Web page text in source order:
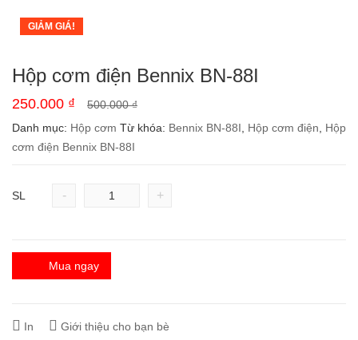
GIẢM GIÁ!
Hộp cơm điện Bennix BN-88I
500.000₫
250.000 ₫
Danh mục: Hộp cơm Từ khóa: Bennix BN-88I Hộp cơm điện
Hộp
cơm điện Bennix BN-88I
SL - +
Mua ngay
In Giới thiệu cho bạn bè